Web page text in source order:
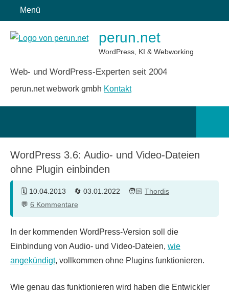
Inhalt
springen
Menü
perun.net
WordPress, KI & Webworking
Web- und WordPress-Experten seit 2004
perun.net webwork gmbh Kontakt
WordPress 3.6: Audio- und Video-Dateien
ohne Plugin einbinden
10.04.2013 03.01.2022
Thordis
6 Kommentare
In der kommenden WordPress-Version soll die
Einbindung von Audio- und Video-Dateien, wie
angekündigt, vollkommen ohne Plugins funktionieren.
Wie genau das funktionieren wird haben die Entwickler